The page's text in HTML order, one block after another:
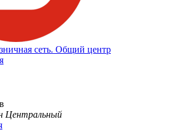
сеть. Общий центр
Центральный